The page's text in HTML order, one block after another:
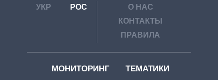
УКР РОС
О НАС
КОНТАКТЫ
ПРАВИЛА
МОНИТОРИНГ ТЕМАТИКИ